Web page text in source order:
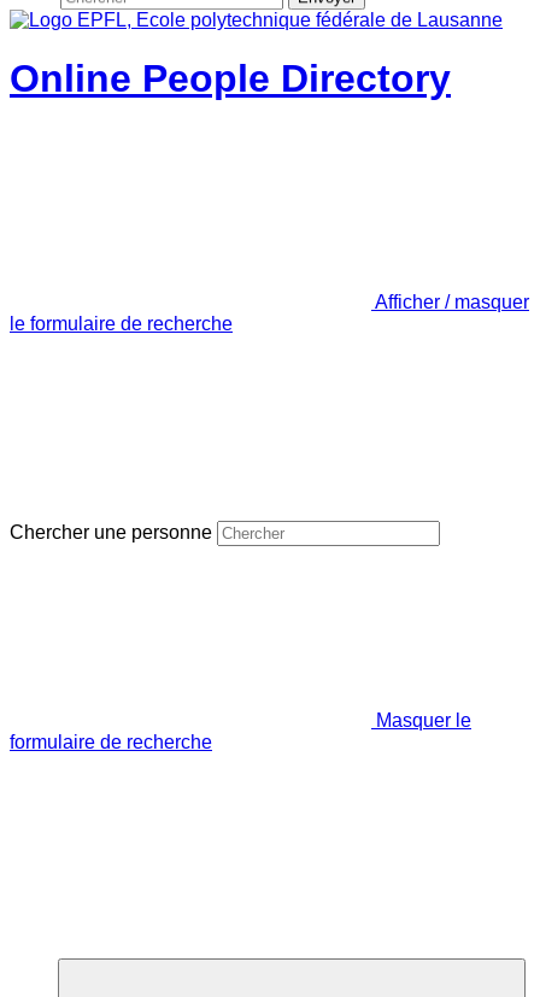
Online People Directory
Afficher / masquer
le formulaire de recherche
Chercher une personne
Masquer le
formulaire de recherche